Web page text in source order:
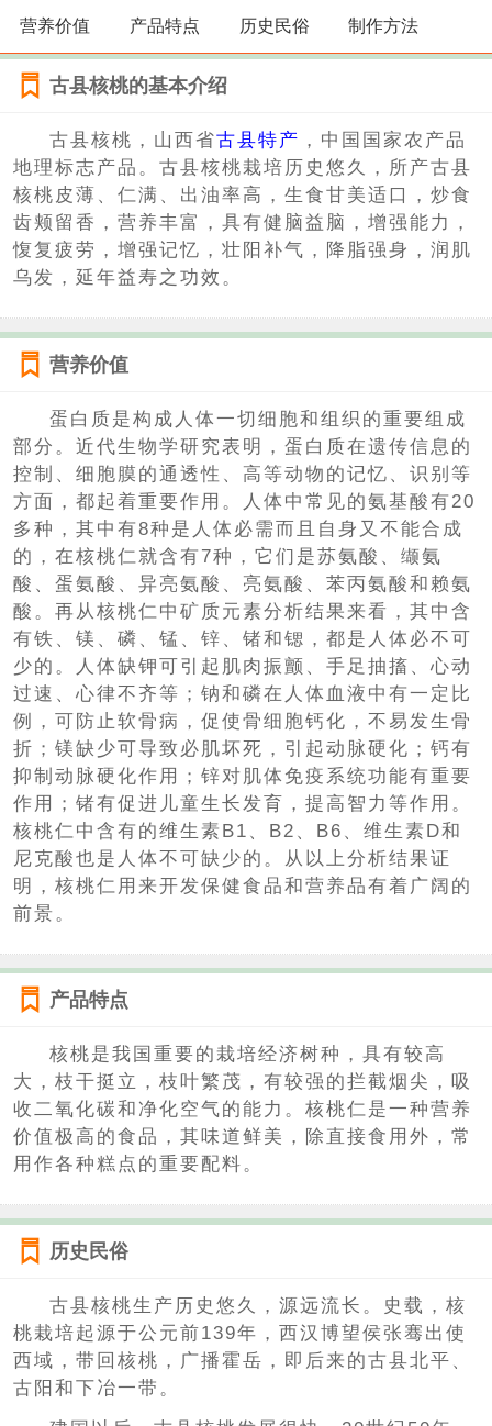
营养价值 产品特点 历史民俗 制作方法
古县核桃的基本介绍
古县核桃，山西省古县特产 ，中国国家农产品
地理标志产品。古县核桃栽培历史悠久，所产古县
核桃皮薄、仁满、出油率高，生食甘美适口，炒食
齿颊留香，营养丰富，具有健脑益脑，增强能力，
愎复疲劳，增强记忆，壮阳补气，降脂强身，润肌
乌发，延年益寿之功效。
营养价值
蛋白质是构成人体一切细胞和组织的重要组成
部分。近代生物学研究表明，蛋白质在遗传信息的
控制、细胞膜的通透性、高等动物的记忆、识别等
方面，都起着重要作用。人体中常见的氨基酸有20
多种，其中有8种是人体必需而且自身又不能合成
的，在核桃仁就含有7种，它们是苏氨酸、缬氨
酸、蛋氨酸、异亮氨酸、亮氨酸、苯丙氨酸和赖氨
酸。再从核桃仁中矿质元素分析结果来看，其中含
有铁、镁、磷、锰、锌、锗和锶，都是人体必不可
少的。人体缺钾可引起肌肉振颤、手足抽搐、心动
过速、心律不齐等；钠和磷在人体血液中有一定比
例，可防止软骨病，促使骨细胞钙化，不易发生骨
折；镁缺少可导致必肌坏死，引起动脉硬化；钙有
抑制动脉硬化作用；锌对肌体免疫系统功能有重要
作用；锗有促进儿童生长发育，提高智力等作用。
核桃仁中含有的维生素B1、B2、B6、维生素D和
尼克酸也是人体不可缺少的。从以上分析结果证
明，核桃仁用来开发保健食品和营养品有着广阔的
前景。
产品特点
核桃是我国重要的栽培经济树种，具有较高
大，枝干挺立，枝叶繁茂，有较强的拦截烟尖，吸
收二氧化碳和净化空气的能力。核桃仁是一种营养
价值极高的食品，其味道鲜美，除直接食用外，常
用作各种糕点的重要配料。
历史民俗
古县核桃生产历史悠久，源远流长。史载，核
桃栽培起源于公元前139年，西汉博望侯张骞出使
西域，带回核桃，广播霍岳，即后来的古县北平、
古阳和下冶一带。